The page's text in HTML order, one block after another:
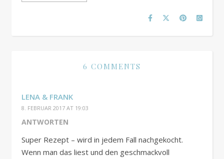
6 COMMENTS
LENA & FRANK
8. FEBRUAR 2017 AT 19:03
ANTWORTEN
Super Rezept – wird in jedem Fall nachgekocht.
Wenn man das liest und den geschmackvoll